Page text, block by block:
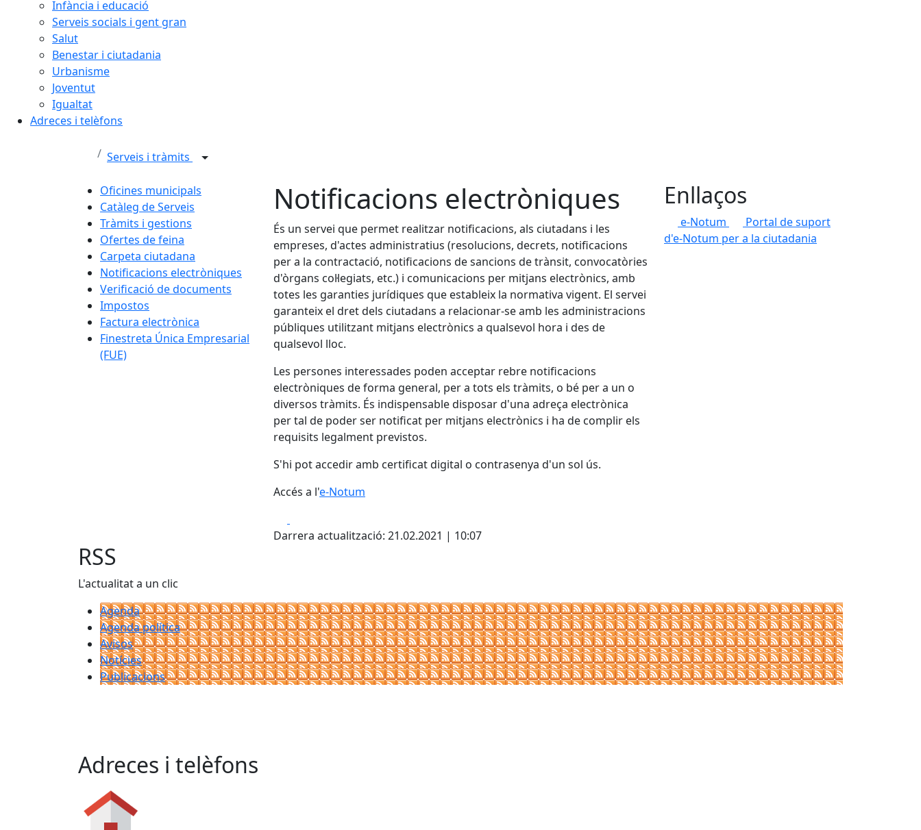
Infància i educació
Serveis socials i gent gran
Salut
Benestar i ciutadania
Urbanisme
Joventut
Igualtat
Adreces i telèfons
Serveis i tràmits
Oficines municipals
Catàleg de Serveis
Tràmits i gestions
Ofertes de feina
Carpeta ciutadana
Notificacions electròniques
Verificació de documents
Impostos
Factura electrònica
Finestreta Única Empresarial
(FUE)
Notificacions electròniques
És un servei que permet realitzar notificacions, als ciutadans i les
empreses, d'actes administratius (resolucions, decrets, notificacions
per a la contractació, notificacions de sancions de trànsit, convocatòries
d'òrgans col·legiats, etc.) i comunicacions per mitjans electrònics, amb
totes les garanties jurídiques que estableix la normativa vigent. El servei
garanteix el dret dels ciutadans a relacionar-se amb les administracions
públiques utilitzant mitjans electrònics a qualsevol hora i des de
qualsevol lloc.
Les persones interessades poden acceptar rebre notificacions
electròniques de forma general, per a tots els tràmits, o bé per a un o
diversos tràmits. És indispensable disposar d'una adreça electrònica
per tal de poder ser notificat per mitjans electrònics i ha de complir els
requisits legalment previstos.
S'hi pot accedir amb certificat digital o contrasenya d'un sol ús.
Accés a l'e-Notum
Darrera actualització: 21.02.2021 | 10:07
Enllaços
e-Notum
Portal de suport
d'e-Notum per a la ciutadania
RSS
L'actualitat a un clic
Agenda
Agenda política
Avisos
Notícies
Publicacions
Adreces i telèfons